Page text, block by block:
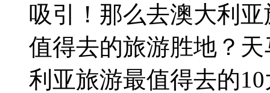
吸引！那么去澳大利
值得去的旅游胜地？
利亚旅游最值得去的